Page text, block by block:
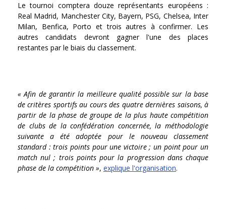
Le tournoi comptera douze représentants européens :
Real Madrid, Manchester City, Bayern, PSG, Chelsea, Inter
Milan, Benfica, Porto et trois autres à confirmer. Les
autres candidats devront gagner l'une des places
restantes par le biais du classement.
« Afin de garantir la meilleure qualité possible sur la base
de critères sportifs au cours des quatre dernières saisons, à
partir de la phase de groupe de la plus haute compétition
de clubs de la confédération concernée, la méthodologie
suivante a été adoptée pour le nouveau classement
standard : trois points pour une victoire ; un point pour un
match nul ; trois points pour la progression dans chaque
phase de la compétition », explique l'organisation.